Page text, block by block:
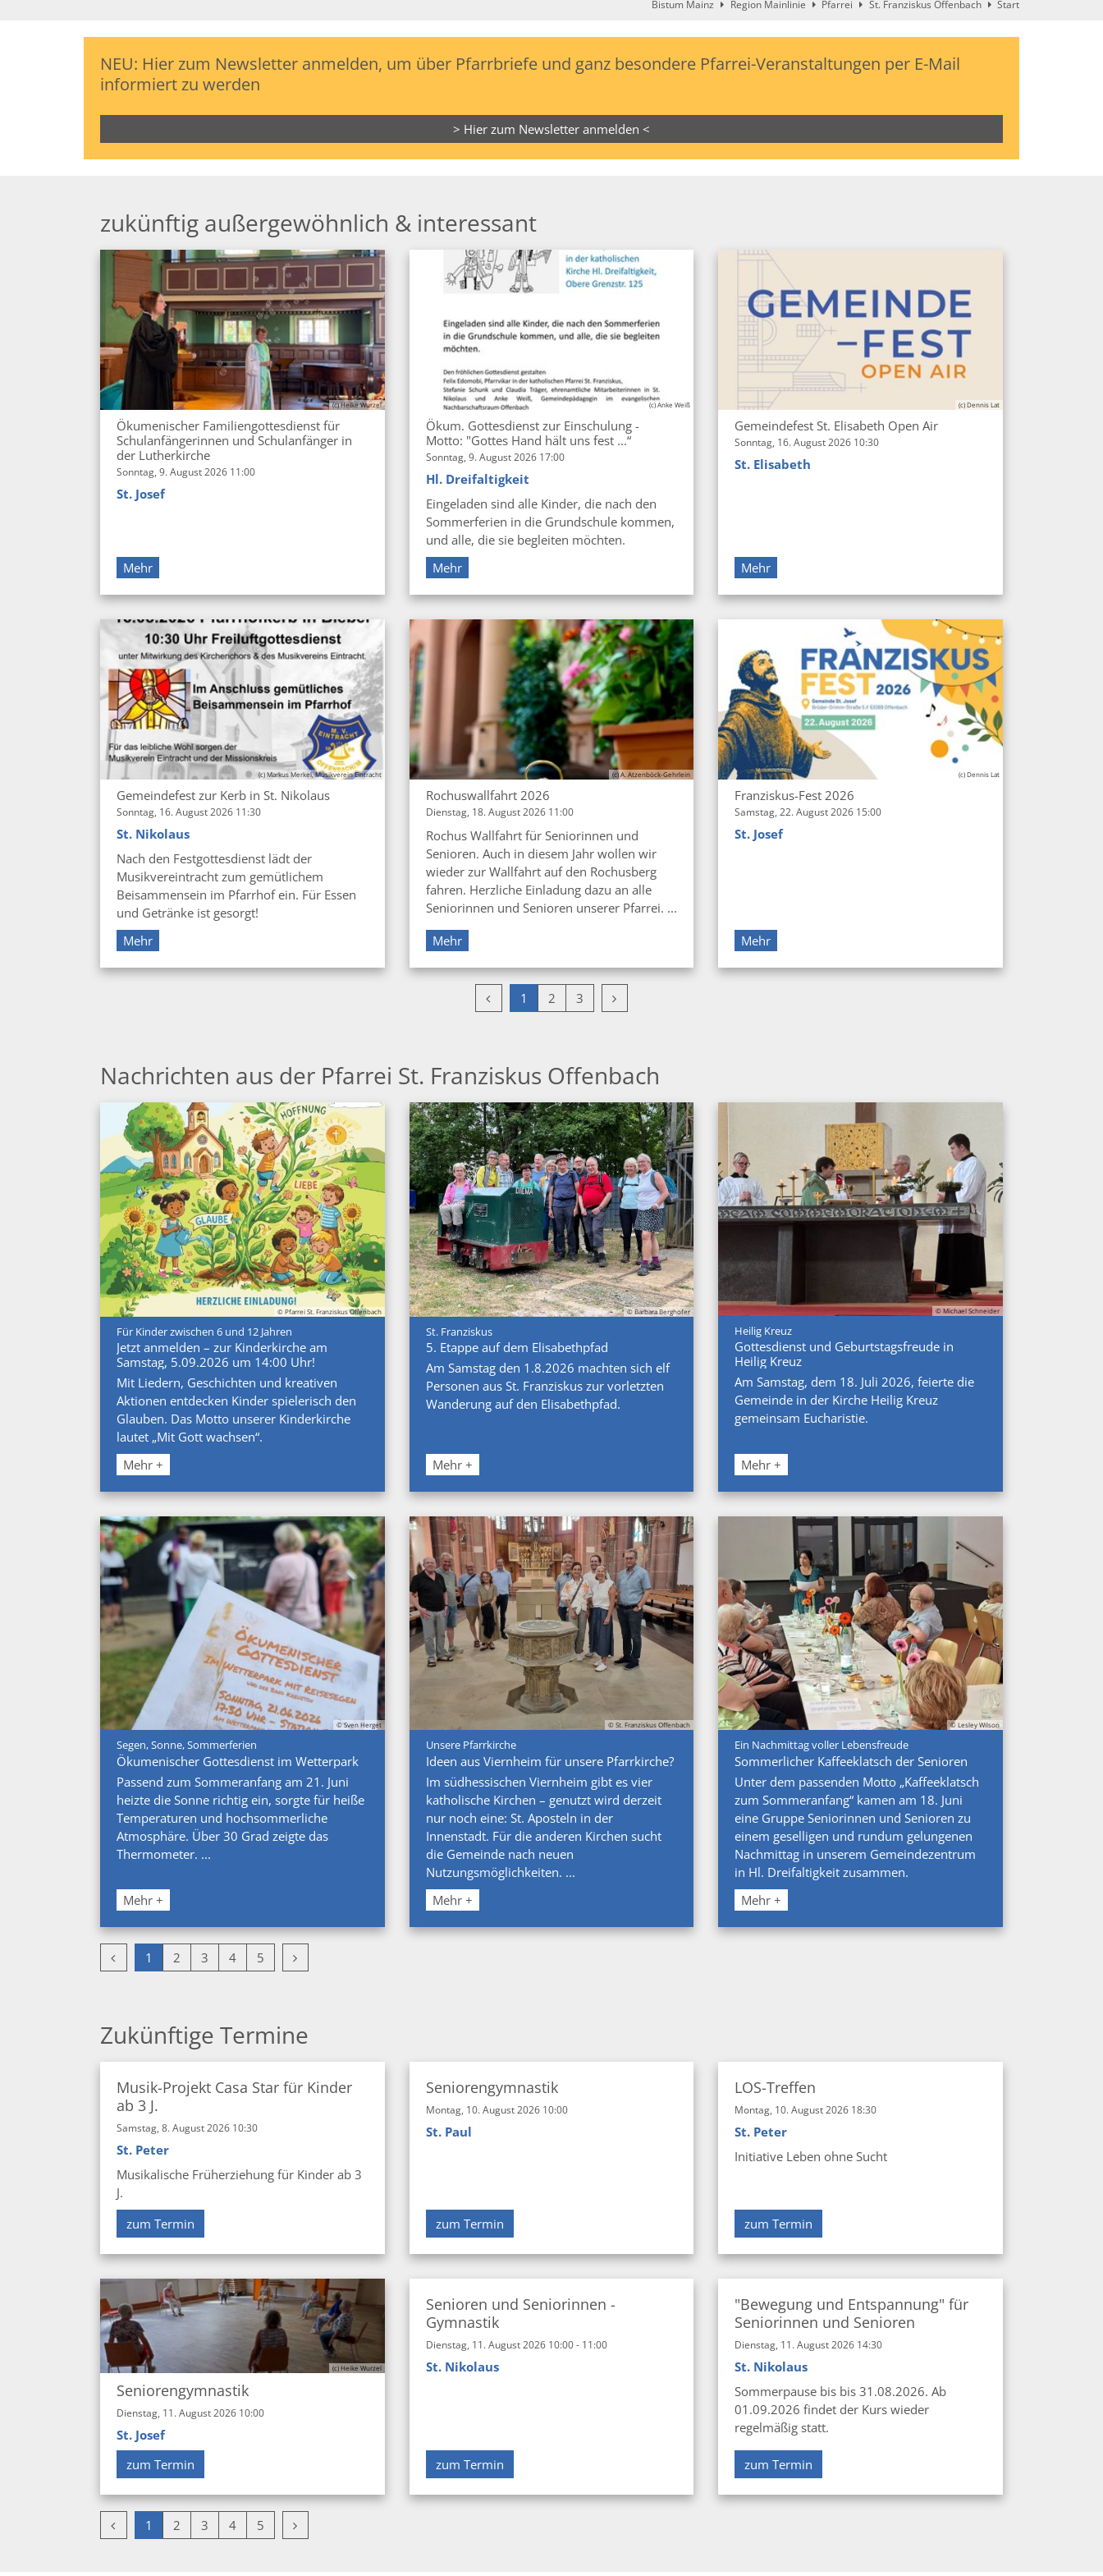
Bistum Mainz Region Mainlinie Pfarrei St. Franziskus Offenbach Start
NEU: Hier zum Newsletter anmelden, um über Pfarrbriefe und ganz besondere Pfarrei-Veranstaltungen per E-Mail
informiert zu werden
> Hier zum Newsletter anmelden <
zukünftig außergewöhnlich & interessant
(c) Heike Wurzel
Ökumenischer Familiengottesdienst für
Schulanfängerinnen und Schulanfänger in
der Lutherkirche
Sonntag, 9. August 2026 11:00
St. Josef
Mehr
(c) Anke Weiß
Ökum. Gottesdienst zur Einschulung -
Motto: "Gottes Hand hält uns fest ...“
Sonntag, 9. August 2026 17:00
Hl. Dreifaltigkeit
Eingeladen sind alle Kinder, die nach den
Sommerferien in die Grundschule kommen,
und alle, die sie begleiten möchten.
Mehr
(c) Dennis Lat
Gemeindefest St. Elisabeth Open Air
Sonntag, 16. August 2026 10:30
St. Elisabeth
Mehr
(c) Markus Merkel, Musikverein Eintracht
Gemeindefest zur Kerb in St. Nikolaus
Sonntag, 16. August 2026 11:30
St. Nikolaus
Nach den Festgottesdienst lädt der
Musikvereintracht zum gemütlichem
Beisammensein im Pfarrhof ein. Für Essen
und Getränke ist gesorgt!
Mehr
(c) A. Atzenböck-Gehrlein
Rochuswallfahrt 2026
Dienstag, 18. August 2026 11:00
Rochus Wallfahrt für Seniorinnen und
Senioren. Auch in diesem Jahr wollen wir
wieder zur Wallfahrt auf den Rochusberg
fahren. Herzliche Einladung dazu an alle
Seniorinnen und Senioren unserer Pfarrei. ...
Mehr
(c) Dennis Lat
Franziskus-Fest 2026
Samstag, 22. August 2026 15:00
St. Josef
Mehr
Vorherige Seite
1 2 3 Nächste Seite
Nachrichten aus der Pfarrei St. Franziskus Offenbach
© Pfarrei St. Franziskus Offenbach
Für Kinder zwischen 6 und 12 Jahren
Jetzt anmelden – zur Kinderkirche am
Samstag, 5.09.2026 um 14:00 Uhr!
Mit Liedern, Geschichten und kreativen
Aktionen entdecken Kinder spielerisch den
Glauben. Das Motto unserer Kinderkirche
lautet „Mit Gott wachsen“.
Mehr +
© Barbara Berghofer
St. Franziskus:
5. Etappe auf dem Elisabethpfad
Am Samstag den 1.8.2026 machten sich elf
Personen aus St. Franziskus zur vorletzten
Wanderung auf den Elisabethpfad.
Mehr +
© Michael Schneider
Heilig Kreuz:
Gottesdienst und Geburtstagsfreude in
Heilig Kreuz
Am Samstag, dem 18. Juli 2026, feierte die
Gemeinde in der Kirche Heilig Kreuz
gemeinsam Eucharistie.
Mehr +
© Sven Herget
Segen, Sonne, Sommerferien
Ökumenischer Gottesdienst im Wetterpark
Passend zum Sommeranfang am 21. Juni
heizte die Sonne richtig ein, sorgte für heiße
Temperaturen und hochsommerliche
Atmosphäre. Über 30 Grad zeigte das
Thermometer. ...
Mehr +
© St. Franziskus Offenbach
Unsere Pfarrkirche:
Ideen aus Viernheim für unsere Pfarrkirche?
Im südhessischen Viernheim gibt es vier
katholische Kirchen – genutzt wird derzeit
nur noch eine: St. Aposteln in der
Innenstadt. Für die anderen Kirchen sucht
die Gemeinde nach neuen
Nutzungsmöglichkeiten. ...
Mehr +
© Lesley Wilson
Ein Nachmittag voller Lebensfreude:
Sommerlicher Kaffeeklatsch der Senioren
Unter dem passenden Motto „Kaffeeklatsch
zum Sommeranfang“ kamen am 18. Juni
eine Gruppe Seniorinnen und Senioren zu
einem geselligen und rundum gelungenen
Nachmittag in unserem Gemeindezentrum
in Hl. Dreifaltigkeit zusammen.
Mehr +
Vorherige Seite
1 2 3 4 5 Nächste Seite
Zukünftige Termine
Musik-Projekt Casa Star für Kinder
ab 3 J.
Samstag, 8. August 2026 10:30
St. Peter
Musikalische Früherziehung für Kinder ab 3
J.
zum Termin
Seniorengymnastik
Montag, 10. August 2026 10:00
St. Paul
zum Termin
LOS-Treffen
Montag, 10. August 2026 18:30
St. Peter
Initiative Leben ohne Sucht
zum Termin
(c) Heike Wurzel
Seniorengymnastik
Dienstag, 11. August 2026 10:00
St. Josef
zum Termin
Senioren und Seniorinnen -
Gymnastik
Dienstag, 11. August 2026 10:00 - 11:00
St. Nikolaus
zum Termin
"Bewegung und Entspannung" für
Seniorinnen und Senioren
Dienstag, 11. August 2026 14:30
St. Nikolaus
Sommerpause bis bis 31.08.2026. Ab
01.09.2026 findet der Kurs wieder
regelmäßig statt.
zum Termin
Vorherige Seite
1 2 3 4 5 Nächste Seite